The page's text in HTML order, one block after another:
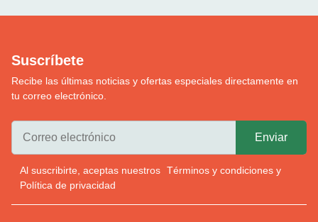
Suscríbete
Recibe las últimas noticias y ofertas especiales directamente en
tu correo electrónico.
Al suscribirte, aceptas nuestros Términos y condiciones y
Política de privacidad